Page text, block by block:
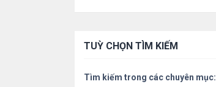
TUỲ CHỌN TÌM KIẾM
Tìm kiếm trong các chuyên mục: